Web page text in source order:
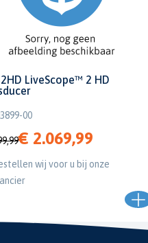
LiveScope™ 2 HD
00
€ 2.069,99
wij voor u bij onze